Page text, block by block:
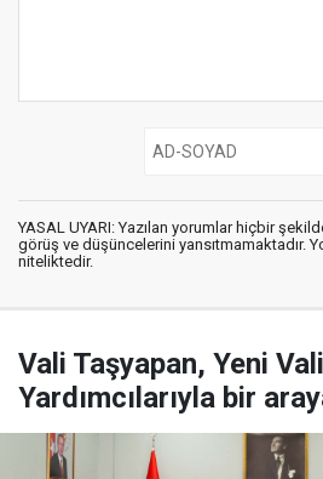
YASAL UYARI: Yazılan yorumlar hiçbir
görüş ve düşüncelerini yansıtmamaktadır.
niteliktedir.
Vali Taşyapan, Yeni Vali
Yardımcılarıyla bir